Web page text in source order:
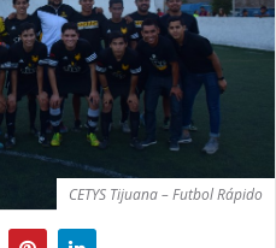
CETYS Tijuana – Futbol Rápido